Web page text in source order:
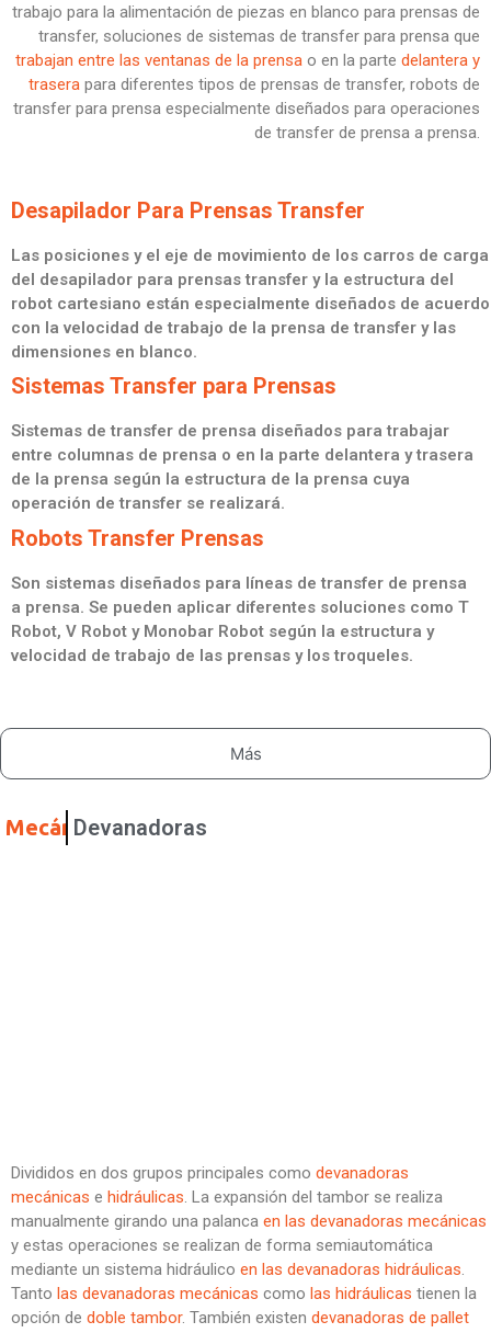
trabajo para la alimentación de piezas en blanco para prensas de
transfer, soluciones de sistemas de transfer para prensa que
trabajan entre las ventanas de la prensa o en la parte delantera y
trasera para diferentes tipos de prensas de transfer, robots de
transfer para prensa especialmente diseñados para operaciones
de transfer de prensa a prensa.
Desapilador Para Prensas Transfer
Las posiciones y el eje de movimiento de los carros de carga
del desapilador para prensas transfer y la estructura del
robot cartesiano están especialmente diseñados de acuerdo
con la velocidad de trabajo de la prensa de transfer y las
dimensiones en blanco.
Sistemas Transfer para Prensas
Sistemas de transfer de prensa diseñados para trabajar
entre columnas de prensa o en la parte delantera y trasera
de la prensa según la estructura de la prensa cuya
operación de transfer se realizará.
Robots Transfer Prensas
Son sistemas diseñados para líneas de transfer de prensa
a prensa. Se pueden aplicar diferentes soluciones como T
Robot, V Robot y Monobar Robot según la estructura y
velocidad de trabajo de las prensas y los troqueles.
Más
Mecánicas Devanadoras
Divididos en dos grupos principales como devanadoras
mecánicas e hidráulicas. La expansión del tambor se realiza
manualmente girando una palanca en las devanadoras mecánicas
y estas operaciones se realizan de forma semiautomática
mediante un sistema hidráulico en las devanadoras hidráulicas.
Tanto las devanadoras mecánicas como las hidráulicas tienen la
opción de doble tambor. También existen devanadoras de pallet